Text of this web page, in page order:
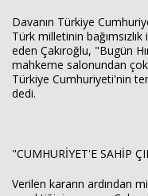
Davanın Türkiye
Türk milletinin bağımsızlık
eden Çakıroğlu, "Bugün
mahkeme salonundan
Türkiye Cumhuriyeti'nin
dedi.
"CUMHURİYET'E SAHİP
Verilen kararın ardından